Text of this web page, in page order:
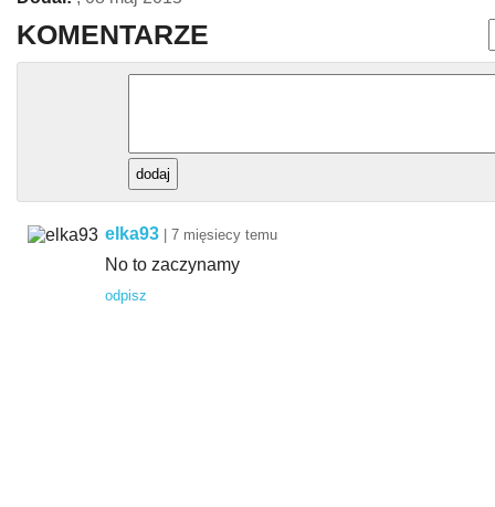
KOMENTARZE
elka93 7 mięsiecy temu
No to zaczynamy
odpisz